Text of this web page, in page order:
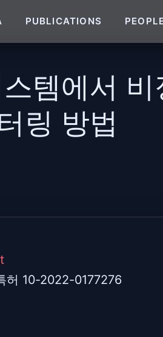
PUBLICATIONS
템에서 비
링 방법
허 10-2022-0177276